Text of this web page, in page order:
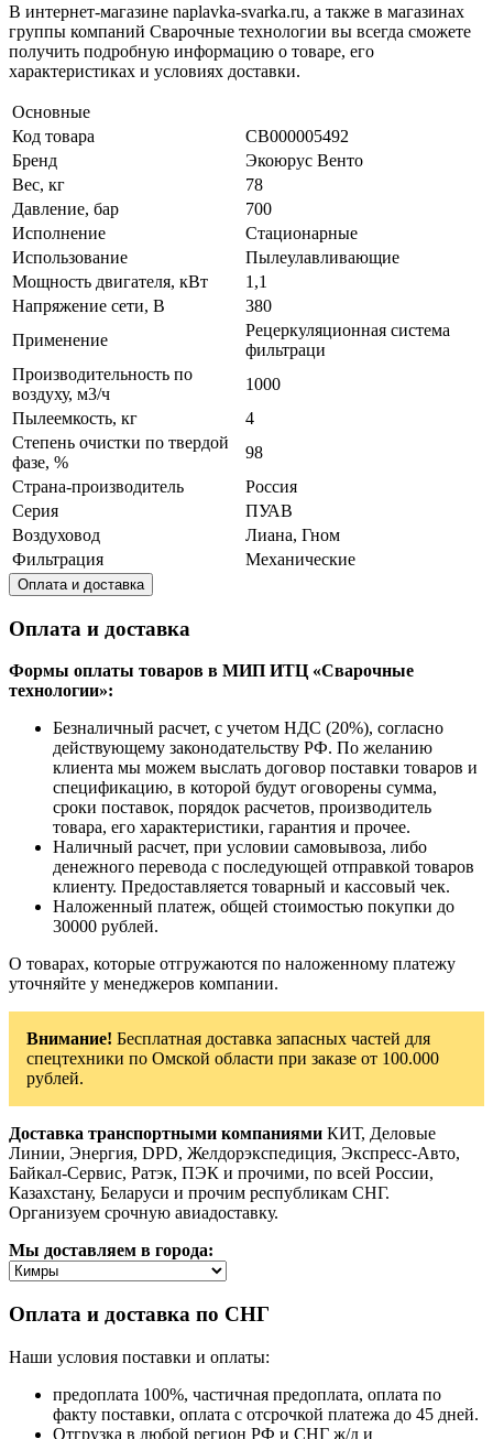
В интернет-магазине naplavka-svarka.ru, а также в магазинах
группы компаний Сварочные технологии вы всегда сможете
получить подробную информацию о товаре, его
характеристиках и условиях доставки.
Основные
Код товара
СВ000005492
Бренд
Экоюрус Венто
Вес, кг
78
Давление, бар
700
Исполнение
Стационарные
Использование
Пылеулавливающие
Мощность двигателя, кВт
1,1
Напряжение сети, В
380
Применение
Рецеркуляционная система
фильтраци
Производительность по
воздуху, м3/ч
1000
Пылеемкость, кг
4
Степень очистки по твердой
фазе, %
98
Страна-производитель
Россия
Серия
ПУАВ
Воздуховод
Лиана, Гном
Фильтрация
Механические
Оплата и доставка
Оплата и доставка
Формы оплаты товаров в МИП ИТЦ «Сварочные
технологии»:
Безналичный расчет, с учетом НДС (20%), согласно
действующему законодательству РФ. По желанию
клиента мы можем выслать договор поставки товаров и
спецификацию, в которой будут оговорены сумма,
сроки поставок, порядок расчетов, производитель
товара, его характеристики, гарантия и прочее.
Наличный расчет, при условии самовывоза, либо
денежного перевода с последующей отправкой товаров
клиенту. Предоставляется товарный и кассовый чек.
Наложенный платеж, общей стоимостью покупки до
30000 рублей.
О товарах, которые отгружаются по наложенному платежу
уточняйте у менеджеров компании.
Внимание! Бесплатная доставка запасных частей для
спецтехники по Омской области при заказе от 100.000
рублей.
Доставка транспортными компаниями КИТ, Деловые
Линии, Энергия, DPD, Желдорэкспедиция, Экспресс-Авто,
Байкал-Сервис, Ратэк, ПЭК и прочими, по всей России,
Казахстану, Беларуси и прочим республикам СНГ.
Организуем срочную авиадоставку.
Мы доставляем в города:
Оплата и доставка по СНГ
Наши условия поставки и оплаты:
предоплата 100%, частичная предоплата, оплата по
факту поставки, оплата с отсрочкой платежа до 45 дней.
Отгрузка в любой регион РФ и СНГ ж/д и